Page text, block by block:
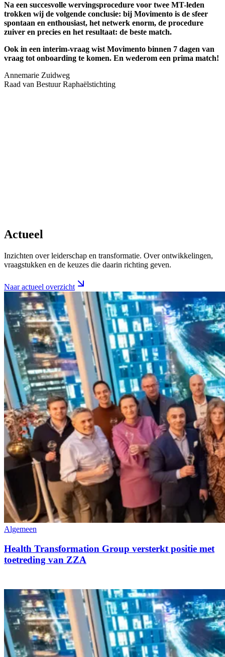
Na een succesvolle wervingsprocedure voor twee MT-leden
trokken wij de volgende conclusie: bij Movimento is de sfeer
spontaan en enthousiast, het netwerk enorm, de procedure
zuiver en precies en het resultaat: de beste match.
Ook in een interim-vraag wist Movimento binnen 7 dagen van
vraag tot onboarding te komen. En wederom een prima match!
Annemarie Zuidweg
Raad van Bestuur Raphaëlstichting
Actueel
Inzichten over leiderschap en transformatie. Over ontwikkelingen,
vraagstukken en de keuzes die daarin richting geven.
Naar actueel overzicht
Algemeen
Health Transformation Group versterkt positie met
toetreding van ZZA